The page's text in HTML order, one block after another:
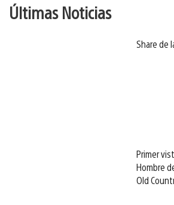
Últimas Noticias
Share de
Primer
Hombre
Old